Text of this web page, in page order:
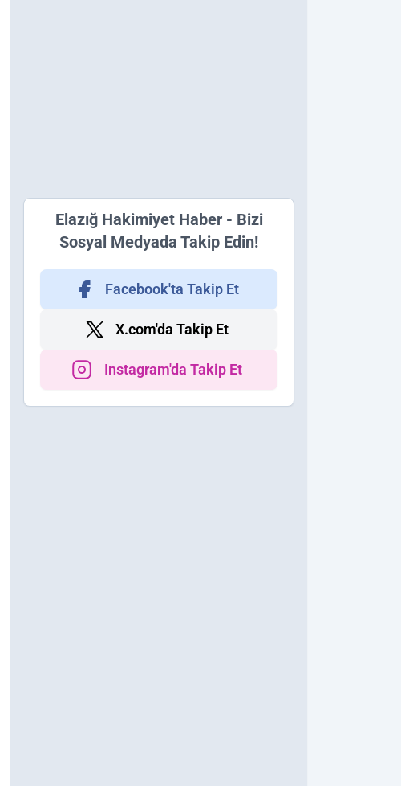
Elazığ Hakimiyet Haber - Bizi
Sosyal Medyada Takip Edin!
Facebook'ta Takip Et
X.com'da Takip Et
Instagram'da Takip Et